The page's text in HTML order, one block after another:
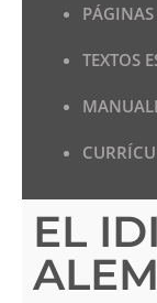
TEXTOS
EL